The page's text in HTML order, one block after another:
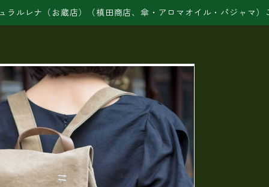
ラルレナ（お蔵店）（槙田商店、傘・アロマオイル・パジャマ）